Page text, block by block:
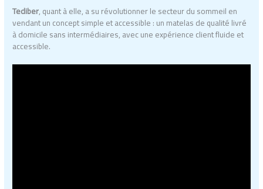
Tediber, quant à elle, a su révolutionner le secteur du sommeil en
vendant un concept simple et accessible : un matelas de qualité livré
à domicile sans intermédiaires, avec une expérience client fluide et
accessible.